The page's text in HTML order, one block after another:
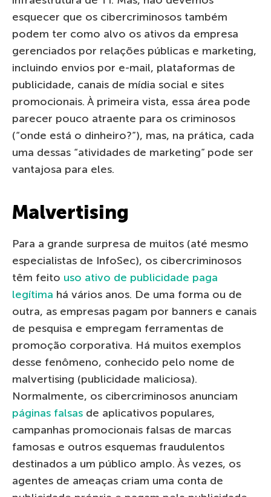
esquecer que os cibercriminosos também
podem ter como alvo os ativos da empresa
gerenciados por relações públicas e marketing,
incluindo envios por e-mail, plataformas de
publicidade, canais de mídia social e sites
promocionais. À primeira vista, essa área pode
parecer pouco atraente para os criminosos
(“onde está o dinheiro?”), mas, na prática, cada
uma dessas “atividades de marketing” pode ser
vantajosa para eles.
Malvertising
Para a grande surpresa de muitos (até mesmo
especialistas de InfoSec), os cibercriminosos
têm feito uso ativo de publicidade paga
legítima há vários anos. De uma forma ou de
outra, as empresas pagam por banners e canais
de pesquisa e empregam ferramentas de
promoção corporativa. Há muitos exemplos
desse fenômeno, conhecido pelo nome de
malvertising (publicidade maliciosa).
Normalmente, os cibercriminosos anunciam
páginas falsas de aplicativos populares,
campanhas promocionais falsas de marcas
famosas e outros esquemas fraudulentos
destinados a um público amplo. Às vezes, os
agentes de ameaças criam uma conta de